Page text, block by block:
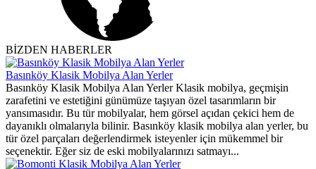
BİZDEN HABERLER
Basınköy Klasik Mobilya Alan Yerler
Basınköy Klasik Mobilya Alan Yerler Klasik mobilya, geçmişin
zarafetini ve estetiğini günümüze taşıyan özel tasarımların bir
yansımasıdır. Bu tür mobilyalar, hem görsel açıdan çekici hem de
dayanıklı olmalarıyla bilinir. Basınköy klasik mobilya alan yerler, bu
tür özel parçaları değerlendirmek isteyenler için mükemmel bir
seçenektir. Eğer siz de eski mobilyalarınızı satmayı...